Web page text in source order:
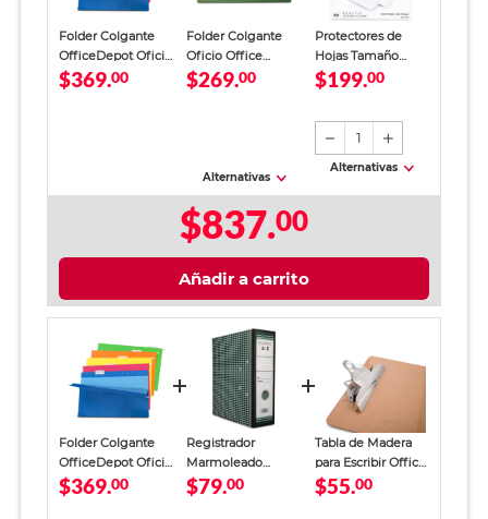
Folder Colgante
OfficeDepot Oficio
Colores 25 piezas
$369.00
Folder Colgante
Oficio Office
Depot Verde 25
$269.00
Alternativas
Protectores de
Hojas Tamaño
Carta Office Depot
$199.00
1
Alternativas
$837.00
Añadir a carrito
Folder Colgante
OfficeDepot Oficio
Colores 25 piezas
$369.00
Registrador
Marmoleado
Office Depot
$79.00
Tabla de Madera
para Escribir Office
Depot
$55.00